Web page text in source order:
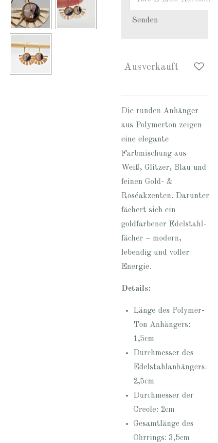
Senden
Ausverkauft
Die runden Anhänger
aus Polymerton zeigen
eine elegante
Farbmischung aus
Weiß, Glitzer, Blau und
feinen Gold- &
Roséakzenten. Darunter
fächert sich ein
goldfarbener Edelstahl-
fächer – modern,
lebendig und voller
Energie.
Details:
Länge des Polymer-
Ton Anhängers:
1,5cm
Durchmesser des
Edelstahlanhängers:
2,5cm
Durchmesser der
Creole: 2cm
Gesamtlänge des
Ohrrings: 3,5cm